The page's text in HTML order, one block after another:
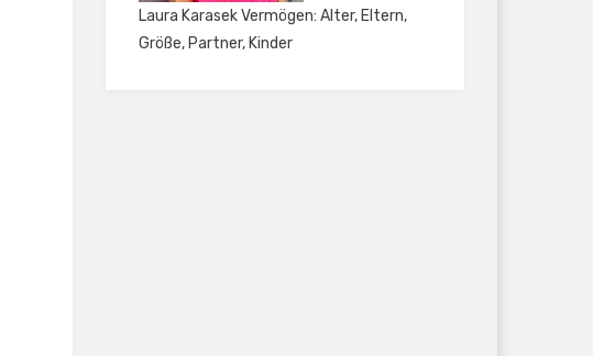
Laura Karasek Vermögen: Alter, Eltern,
Größe, Partner, Kinder